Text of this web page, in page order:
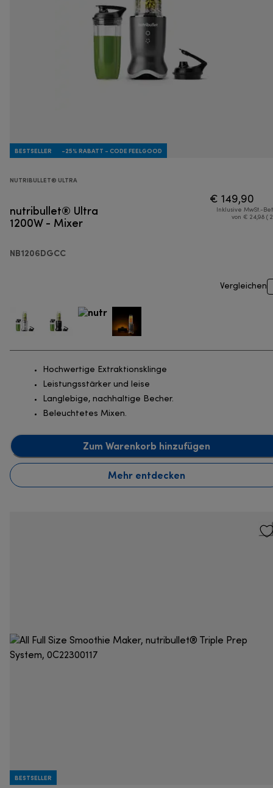
BESTSELLER -25% RABATT - CODE FEELGOOD
NUTRIBULLET® ULTRA
nutribullet® Ultra
1200W - Mixer
NB1206DGCC
€ 149,90
Inklusive MwSt.-
von € 24,98 (
Vergleichen
Hochwertige Extraktionsklinge
Leistungsstärker und leise
Langlebige, nachhaltige Becher.
Beleuchtetes Mixen.
Zum Warenkorb hinzufügen
Mehr entdecken
BESTSELLER